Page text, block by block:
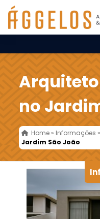
no
Home » Informações
Jardim São João